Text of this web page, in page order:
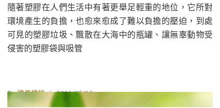
隨著塑膠在人們生活中有著更舉足輕重的地位，它所對
環境產生的負擔，也愈來愈成了難以負擔的壓迫，到處
可見的塑膠垃圾、飄散在大海中的瓶罐、讓無辜動物受
侵害的塑膠袋與吸管
By遠見雜誌| 2021/05/16